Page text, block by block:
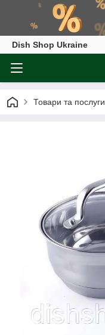
Dish Shop Ukraine
Товари та послуги